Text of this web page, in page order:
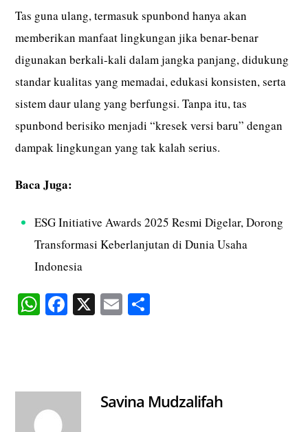
Tas guna ulang, termasuk spunbond hanya akan
memberikan manfaat lingkungan jika benar-benar
digunakan berkali-kali dalam jangka panjang, didukung
standar kualitas yang memadai, edukasi konsisten, serta
sistem daur ulang yang berfungsi. Tanpa itu, tas
spunbond berisiko menjadi “kresek versi baru” dengan
dampak lingkungan yang tak kalah serius.
Baca Juga:
ESG Initiative Awards 2025 Resmi Digelar, Dorong
Transformasi Keberlanjutan di Dunia Usaha
Indonesia
W
pp
Fa X E
Savina Mudzalifah